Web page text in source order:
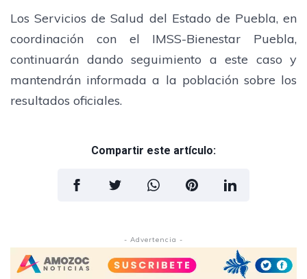
Los Servicios de Salud del Estado de Puebla, en
coordinación con el IMSS-Bienestar Puebla,
continuarán dando seguimiento a este caso y
mantendrán informada a la población sobre los
resultados oficiales.
Compartir este artículo:
- Advertencia -